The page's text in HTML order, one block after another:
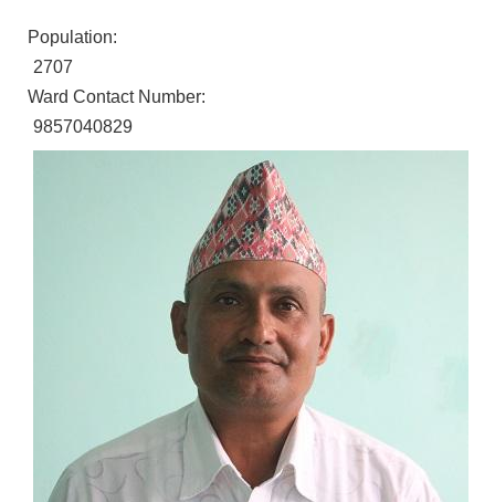
Population:
2707
Ward Contact Number:
9857040829